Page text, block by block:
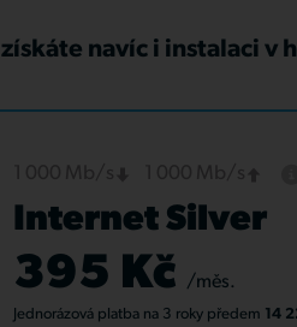
získáte navíc i instalaci v
Internet Silver
395 Kč /měs.
Jednorázová platba na 3 roky předem 14